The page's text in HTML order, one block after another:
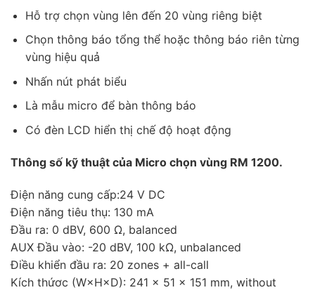
Hỗ trợ chọn vùng lên đến 20 vùng riêng biệt
Chọn thông báo tổng thể hoặc thông báo riên từng
vùng hiệu quả
Nhấn nút phát biểu
Là mẫu micro để bàn thông báo
Có đèn LCD hiển thị chế độ hoạt động
Thông số kỹ thuật của Micro chọn vùng RM 1200.
Điện năng cung cấp:24 V DC
Điện năng tiêu thụ: 130 mA
Đầu ra: 0 dBV, 600 Ω, balanced
AUX Đầu vào: -20 dBV, 100 kΩ, unbalanced
Điều khiển đầu ra: 20 zones + all-call
Kích thứơc (W×H×D): 241 × 51 × 151 mm, without